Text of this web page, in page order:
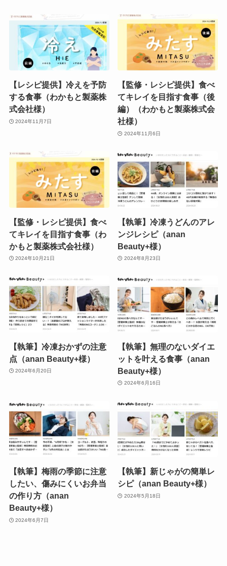
【レシピ提供】冷えを予防
する食事（わかもと製薬株
式会社様）
2024年11月7日
【監修・レシピ提供】食べ
てキレイを目指す食事（後
編）（わかもと製薬株式会
社様）
2024年11月6日
【監修・レシピ提供】食べ
てキレイを目指す食事（わ
かもと製薬株式会社様）
2024年10月21日
【執筆】冷凍うどんのアレ
ンジレシピ（anan
Beauty+様）
2024年8月23日
【執筆】冷凍おかずの注意
点（anan Beauty+様）
2024年6月20日
【執筆】無理のないダイエ
ットを叶える食事（anan
Beauty+様）
2024年6月16日
【執筆】梅雨の季節に注意
したい、傷みにくいお弁当
の作り方（anan
Beauty+様）
2024年6月7日
【執筆】新じゃがの簡単レ
シピ（anan Beauty+様）
2024年5月18日